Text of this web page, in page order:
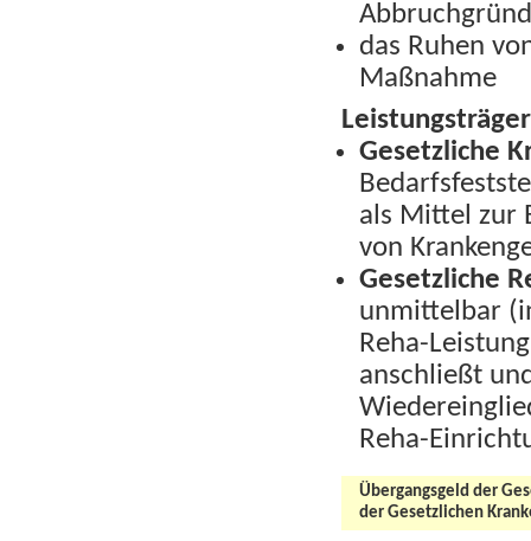
das Ruhen
Maßnahme
Gesetzliche
als Mittel zur
von
Gesetzliche
unmittelbar
Reha-
anschließt
Reha-
Übergangsgeld der
der Gesetzlichen